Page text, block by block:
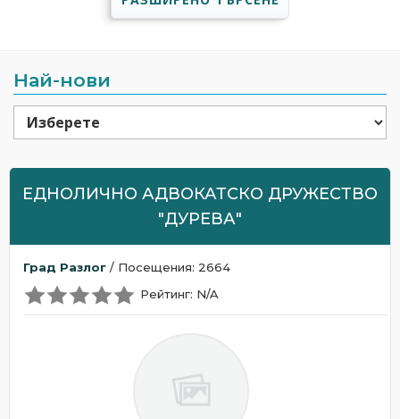
Най-нови
ЕДНОЛИЧНО АДВОКАТСКО ДРУЖЕСТВО
"ДУРЕВА"
Град Разлог / Посещения: 2664
Рейтинг: N/A